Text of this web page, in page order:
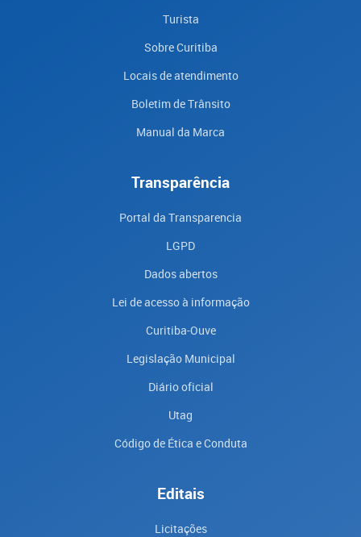
Turista
Sobre Curitiba
Locais de atendimento
Boletim de Trânsito
Manual da Marca
Transparência
Portal da Transparencia
LGPD
Dados abertos
Lei de acesso à informação
Curitiba-Ouve
Legislação Municipal
Diário oficial
Utag
Código de Ética e Conduta
Editais
Licitações